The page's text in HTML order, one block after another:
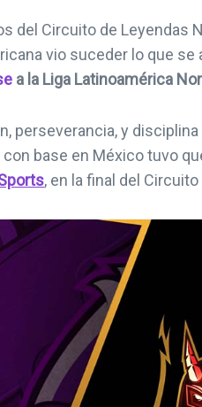
del Circuito de Leyendas
vio suceder lo que se
a la Liga Latinoamérica
perseverancia, y
base en México tuvo
, en la final del